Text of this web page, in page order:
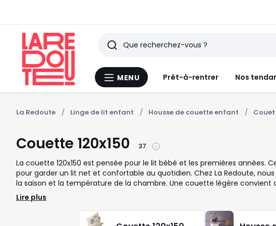
Menu
MENU Prêt-à-rentrer Nos
Rechercher
Derniers
articles
vus
La Redoute Linge de lit enfant Housse de couette enfant
Couette 120x150 37
La couette 120x150 est pensée pour le lit bébé et les premières
pour garder un lit net et confortable au quotidien. Chez La Redoute,
la saison et la température de la chambre. Une couette légère convient
version plus chaude est adaptée quand la chambre est plus fraîche. Le
un entretien simple, naturel pour une sensation plus enveloppante. Pour
couette 120x150 assortie. Elle protège la couette, facilite le lavage et
Avant l’achat, vérifiez les dimensions du lit et l’âge de l’enfant, ainsi que
Lire plus